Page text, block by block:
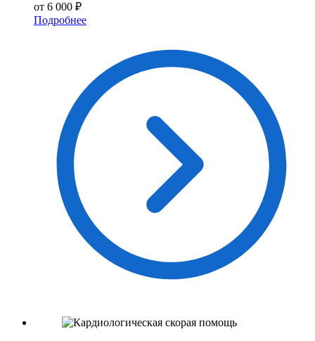
от 6 000 ₽
Подробнее